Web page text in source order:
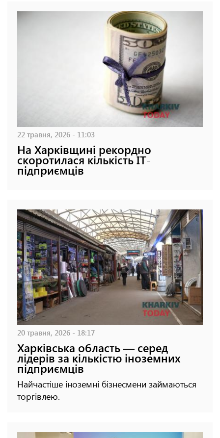
22 травня, 2026 - 11:03
На Харківщині рекордно
скоротилася кількість ІТ-
підприємців
20 травня, 2026 - 18:17
Харківська область — серед
лідерів за кількістю іноземних
підприємців
Найчастіше іноземні бізнесмени займаються
торгівлею.